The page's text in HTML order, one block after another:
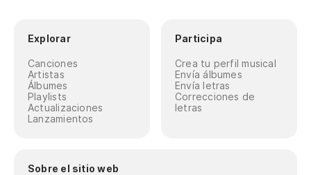
Explorar
Canciones
Artistas
Álbumes
Playlists
Actualizaciones
Lanzamientos
Participa
Crea tu perfil musical
Envía álbumes
Envía letras
Correcciones de
letras
Sobre el sitio web